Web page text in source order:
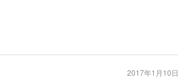
2017年1月10日